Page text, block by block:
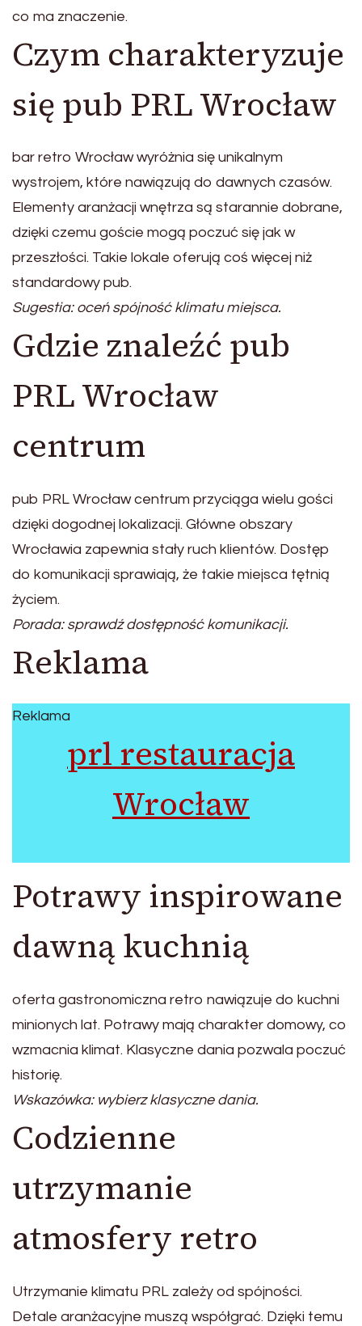
co ma znaczenie.
Czym charakteryzuje
się pub PRL Wrocław
bar retro Wrocław wyróżnia się unikalnym
wystrojem, które nawiązują do dawnych czasów.
Elementy aranżacji wnętrza są starannie dobrane,
dzięki czemu goście mogą poczuć się jak w
przeszłości. Takie lokale oferują coś więcej niż
standardowy pub.
Sugestia: oceń spójność klimatu miejsca.
Gdzie znaleźć pub
PRL Wrocław
centrum
pub PRL Wrocław centrum przyciąga wielu gości
dzięki dogodnej lokalizacji. Główne obszary
Wrocławia zapewnia stały ruch klientów. Dostęp
do komunikacji sprawiają, że takie miejsca tętnią
życiem.
Porada: sprawdź dostępność komunikacji.
Reklama
Reklama
prl restauracja
Wrocław
Potrawy inspirowane
dawną kuchnią
oferta gastronomiczna retro nawiązuje do kuchni
minionych lat. Potrawy mają charakter domowy, co
wzmacnia klimat. Klasyczne dania pozwala poczuć
historię.
Wskazówka: wybierz klasyczne dania.
Codzienne
utrzymanie
atmosfery retro
Utrzymanie klimatu PRL zależy od spójności.
Detale aranżacyjne muszą współgrać. Dzięki temu